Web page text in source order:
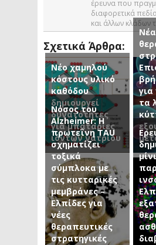
έρευνα που
διαφορετικά
και άλλων κλάδων
Σχετικά Άρθρα:
Νέο χαμηλού
κόστους υλικό
καθόδου
δημιουργεί
δυνατότητες
για μπαταρίες
ιόντων νατρίου
Νέα
τα
Νόσος του
Alzheimer: Η
πρωτεΐνη TAU
σχηματίζει
τοξικά
σύμπλοκα με
τις κυτταρικές
μεμβράνες –
Ελπίδες για
νέες
θεραπευτικές
στρατηγικές